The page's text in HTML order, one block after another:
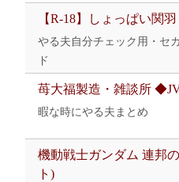
【R-18】しょっぱい関羽
やる夫自分チェック用・セ
ド
苺大福製造・雑談所
暇な時にやる夫まとめ
機動戦士ガンダム 連邦
ト)